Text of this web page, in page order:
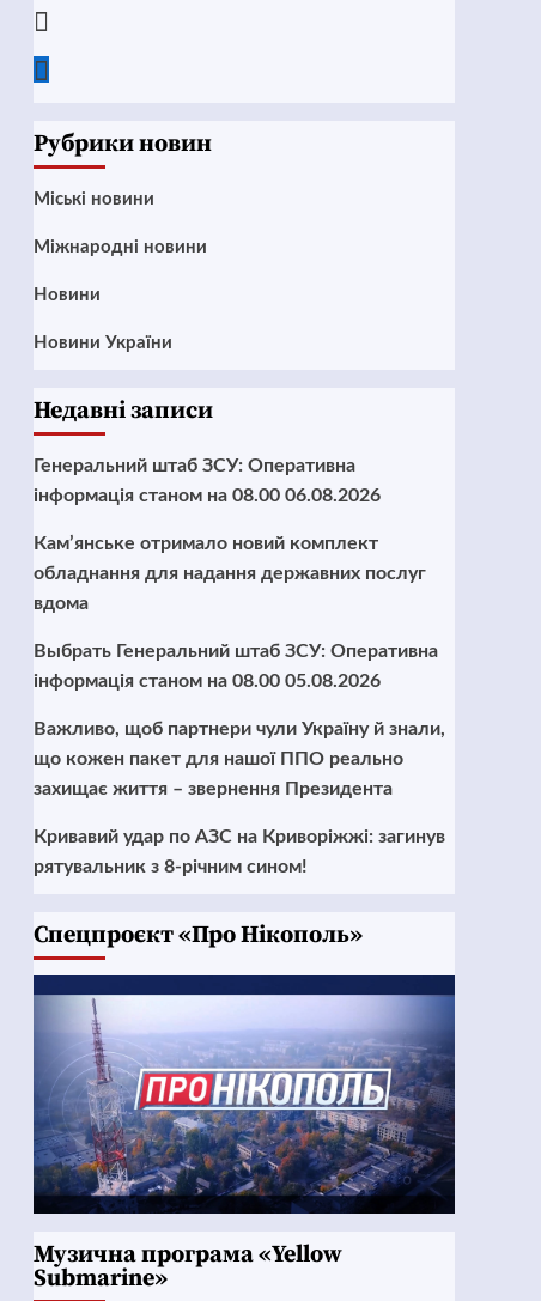
Рубрики новин
Mіські новини
Міжнародні новини
Новини
Новини України
Недавні записи
Генеральний штаб ЗСУ: Оперативна
інформація станом на 08.00 06.08.2026
Кам’янське отримало новий комплект
обладнання для надання державних послуг
вдома
Выбрать Генеральний штаб ЗСУ: Оперативна
інформація станом на 08.00 05.08.2026
Важливо, щоб партнери чули Україну й знали,
що кожен пакет для нашої ППО реально
захищає життя – звернення Президента
Кривавий удар по АЗС на Криворіжжі: загинув
рятувальник з 8-річним сином!
Cпецпроєкт «Про Нікополь»
Музична програма «Yellow
Submarine»